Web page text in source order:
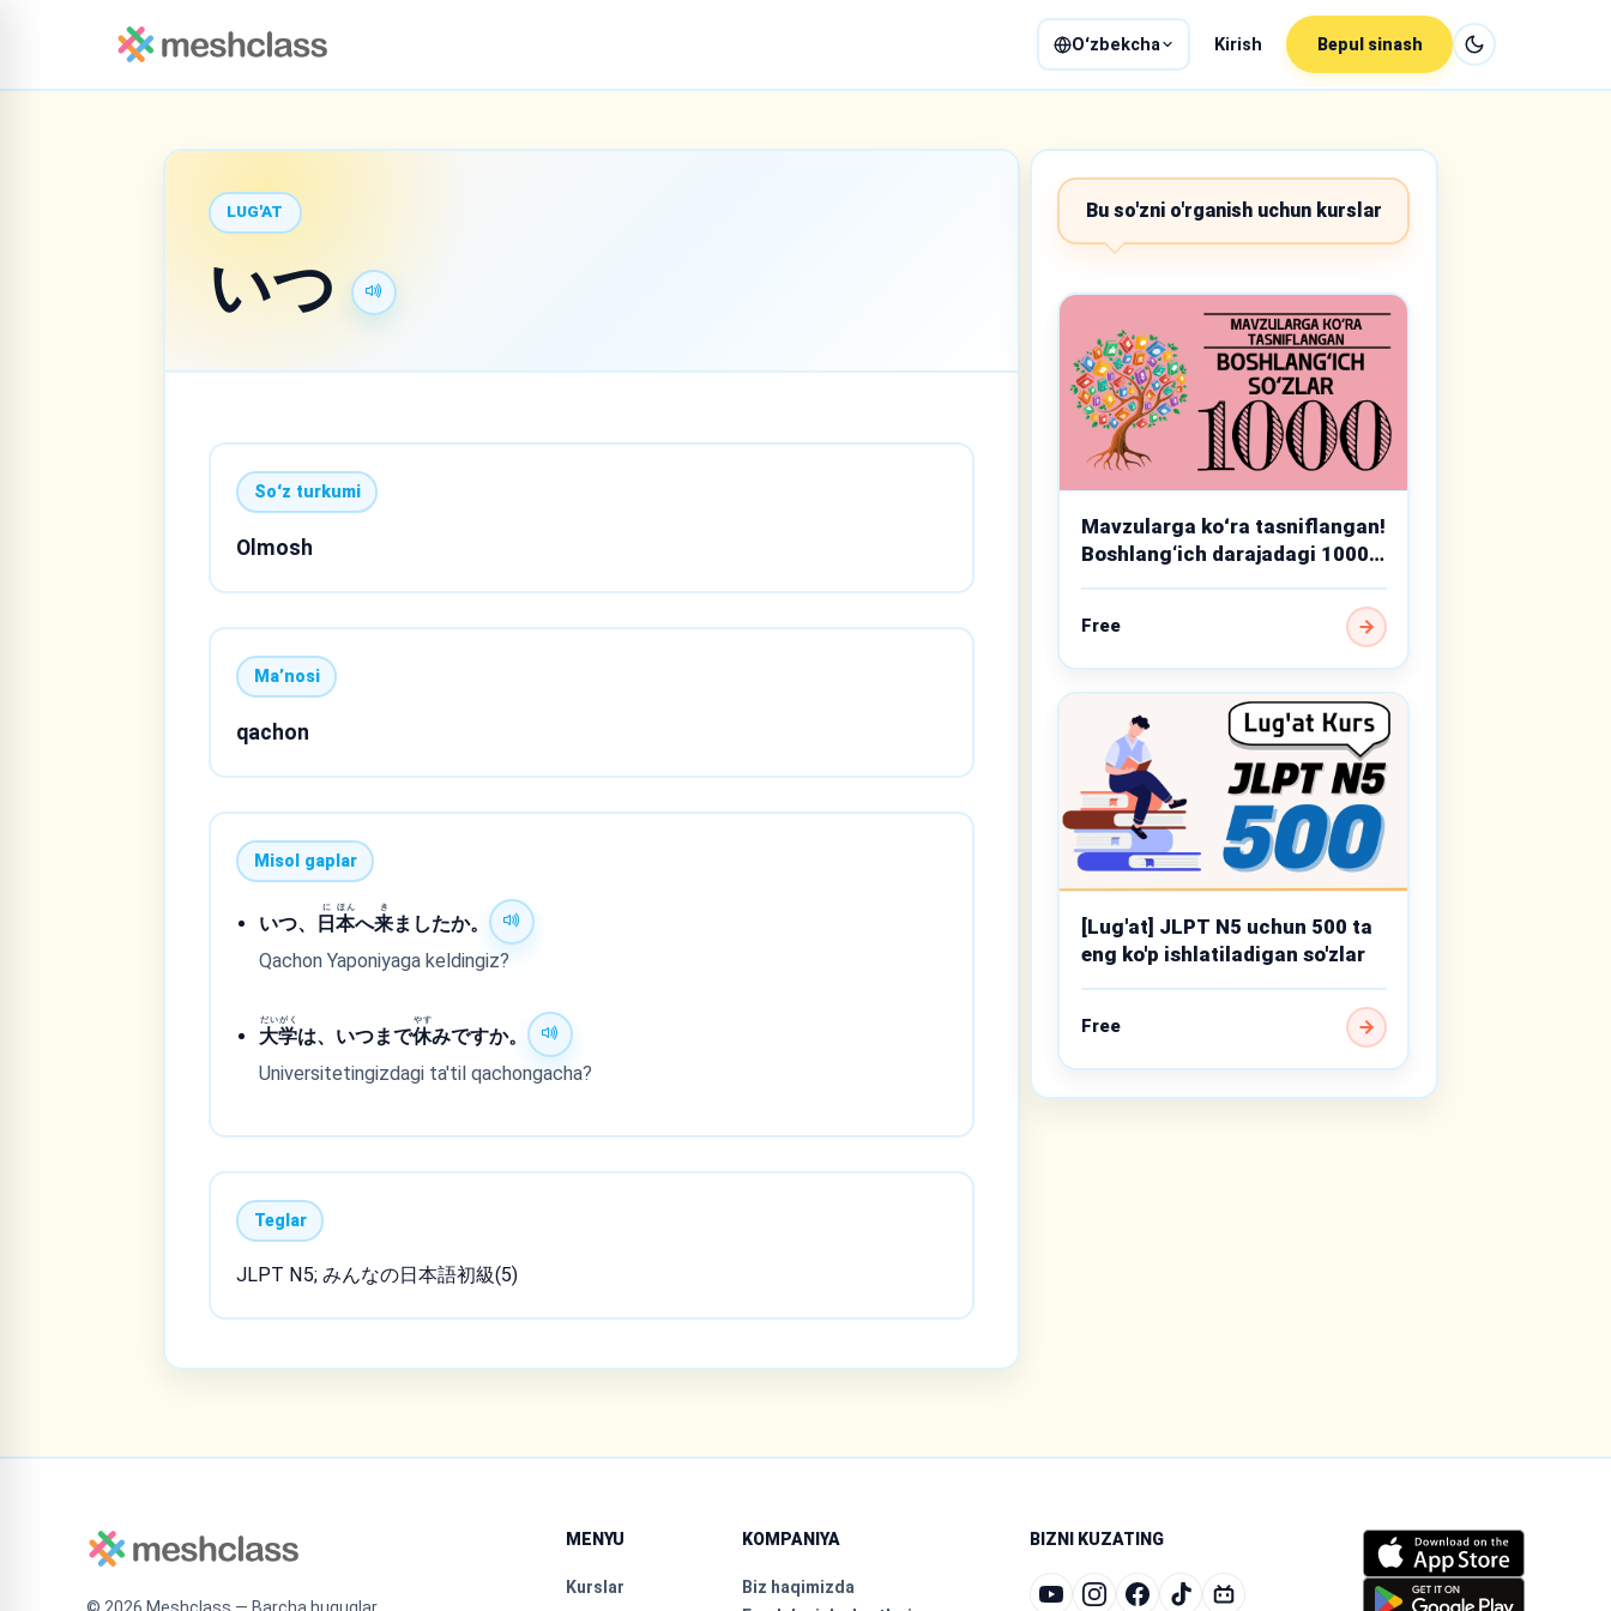
Oʻzbekcha Kirish Bepul sinash
LUG'AT
いつ
Soʻz turkumi
Olmosh
Maʼnosi
qachon
Misol gaplar
いつ、 日
に
本
ほん
へ来
き
ましたか。
Qachon Yaponiyaga keldingiz?
大
だい
学
がく
は、いつまで休
やす
みですか。
Universitetingizdagi ta'til qachongacha?
Teglar
JLPT N5; みんなの日本語初級(5)
Bu so'zni o'rganish uchun kurslar
Mavzularga koʻra tasniflangan!
Boshlang‘ich darajadagi 1000
muhim so‘z
Free
[Lug'at] JLPT N5 uchun 500 ta
eng ko'p ishlatiladigan so'zlar
Free
MENYU
Kurslar
KOMPANIYA
Biz haqimizda
BIZNI KUZATING